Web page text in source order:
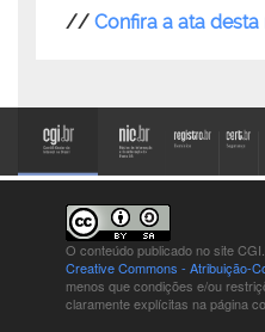
// Confira a ata desta
O conteúdo publicado no site
Creative Commons - Atribuição-
menos que condições e/ou
claramente explícitas na página